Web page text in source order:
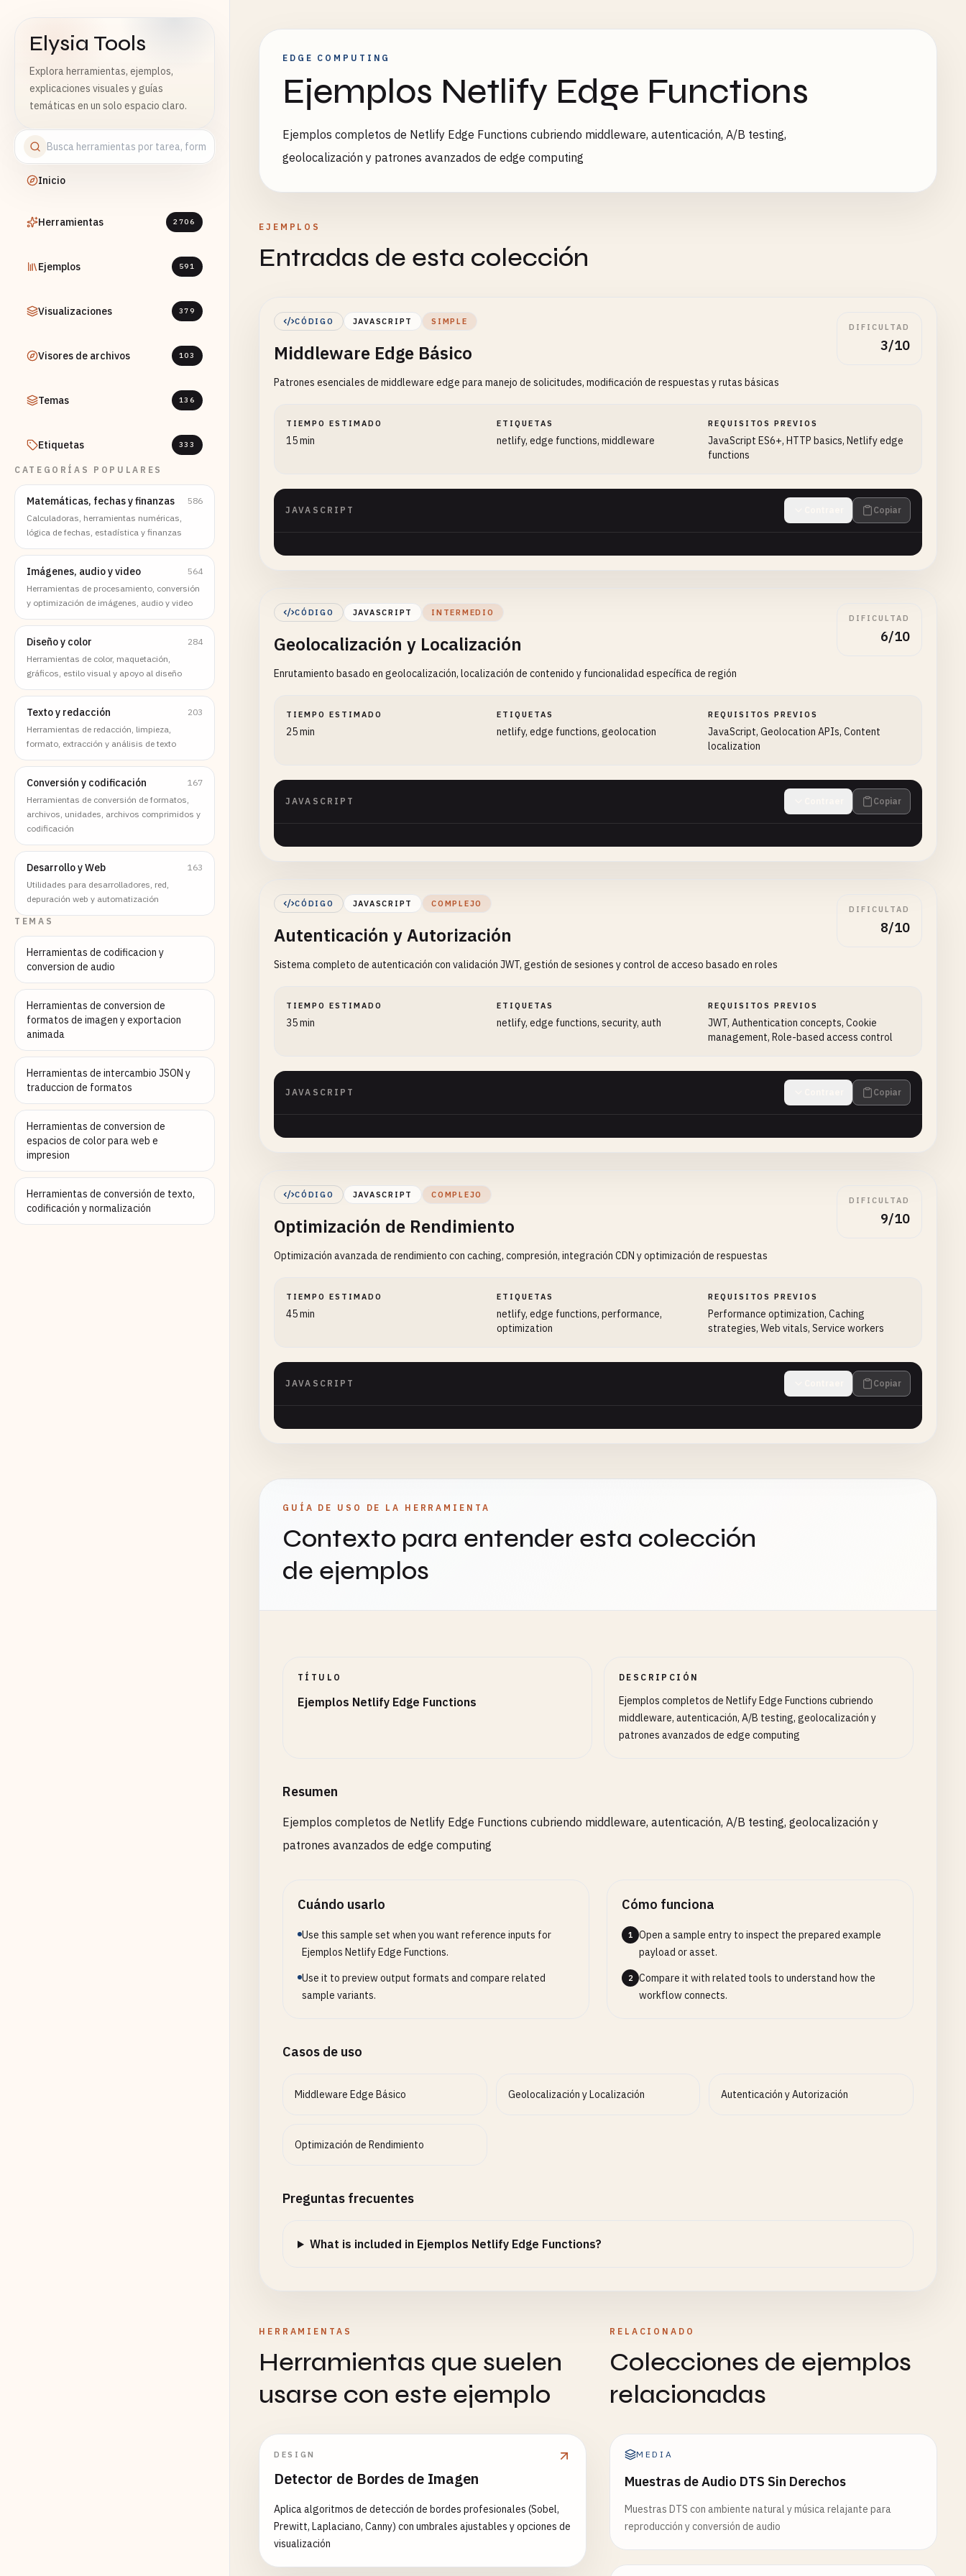
Elysia Tools
Explora herramientas, ejemplos,
explicaciones visuales y guías
temáticas en un solo espacio claro.
Inicio
Herramientas 2706
Ejemplos 591
Visualizaciones 379
Visores de archivos 103
Temas 136
Etiquetas 333
CATEGORÍAS POPULARES
Matemáticas, fechas y finanzas
586
Calculadoras, herramientas numéricas,
lógica de fechas, estadística y finanzas
Imágenes, audio y video
564
Herramientas de procesamiento, conversión
y optimización de imágenes, audio y video
Diseño y color
284
Herramientas de color, maquetación,
gráficos, estilo visual y apoyo al diseño
Texto y redacción
203
Herramientas de redacción, limpieza,
formato, extracción y análisis de texto
Conversión y codificación
167
Herramientas de conversión de formatos,
archivos, unidades, archivos comprimidos y
codificación
Desarrollo y Web
163
Utilidades para desarrolladores, red,
depuración web y automatización
TEMAS
Herramientas de codificacion y
conversion de audio
Herramientas de conversion de
formatos de imagen y exportacion
animada
Herramientas de intercambio JSON y
traduccion de formatos
Herramientas de conversion de
espacios de color para web e
impresion
Herramientas de conversión de texto,
codificación y normalización
EDGE COMPUTING
Ejemplos Netlify Edge Functions
Ejemplos completos de Netlify Edge Functions cubriendo middleware, autenticación, A/B testing,
geolocalización y patrones avanzados de edge computing
EJEMPLOS
Entradas de esta colección
CÓDIGO JAVASCRIPT SIMPLE
Middleware Edge Básico
Patrones esenciales de middleware edge para manejo de solicitudes, modificación de respuestas y rutas básicas
DIFICULTAD
3/10
TIEMPO ESTIMADO
15 min
ETIQUETAS
netlify, edge functions, middleware
REQUISITOS PREVIOS
JavaScript ES6+, HTTP basics, Netlify edge
functions
JAVASCRIPT Copiar
CÓDIGO JAVASCRIPT INTERMEDIO
Geolocalización y Localización
Enrutamiento basado en geolocalización, localización de contenido y funcionalidad específica de región
DIFICULTAD
6/10
TIEMPO ESTIMADO
25 min
ETIQUETAS
netlify, edge functions, geolocation
REQUISITOS PREVIOS
JavaScript, Geolocation APIs, Content
localization
JAVASCRIPT Copiar
CÓDIGO JAVASCRIPT COMPLEJO
Autenticación y Autorización
Sistema completo de autenticación con validación JWT, gestión de sesiones y control de acceso basado en roles
DIFICULTAD
8/10
TIEMPO ESTIMADO
35 min
ETIQUETAS
netlify, edge functions, security, auth
REQUISITOS PREVIOS
JWT, Authentication concepts, Cookie
management, Role-based access control
JAVASCRIPT Copiar
CÓDIGO JAVASCRIPT COMPLEJO
Optimización de Rendimiento
Optimización avanzada de rendimiento con caching, compresión, integración CDN y optimización de respuestas
DIFICULTAD
9/10
TIEMPO ESTIMADO
45 min
ETIQUETAS
netlify, edge functions, performance,
optimization
REQUISITOS PREVIOS
Performance optimization, Caching
strategies, Web vitals, Service workers
JAVASCRIPT Copiar
GUÍA DE USO DE LA HERRAMIENTA
Contexto para entender esta colección
de ejemplos
TÍTULO
Ejemplos Netlify Edge Functions
DESCRIPCIÓN
Ejemplos completos de Netlify Edge Functions cubriendo
middleware, autenticación, A/B testing, geolocalización y
patrones avanzados de edge computing
Resumen
Ejemplos completos de Netlify Edge Functions cubriendo middleware, autenticación, A/B testing, geolocalización y
patrones avanzados de edge computing
Cuándo usarlo
Use this sample set when you want reference inputs for
Ejemplos Netlify Edge Functions.
Use it to preview output formats and compare related
sample variants.
Cómo funciona
1
Open a sample entry to inspect the prepared example
payload or asset.
2
Compare it with related tools to understand how the
workflow connects.
Casos de uso
Middleware Edge Básico Geolocalización y Localización Autenticación y Autorización
Optimización de Rendimiento
Preguntas frecuentes
What is included in Ejemplos Netlify Edge Functions?
HERRAMIENTAS
Herramientas que suelen
usarse con este ejemplo
DESIGN
Detector de Bordes de Imagen
Aplica algoritmos de detección de bordes profesionales (Sobel,
Prewitt, Laplaciano, Canny) con umbrales ajustables y opciones de
visualización
RELACIONADO
Colecciones de ejemplos
relacionadas
MEDIA
Muestras de Audio DTS Sin Derechos
Muestras DTS con ambiente natural y música relajante para
reproducción y conversión de audio